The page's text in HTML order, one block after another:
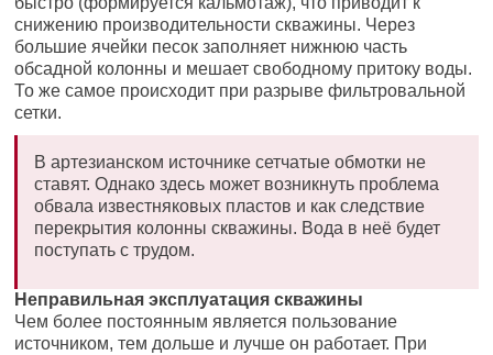
снижению производительности скважины. Через
большие ячейки песок заполняет нижнюю часть
обсадной колонны и мешает свободному притоку воды.
То же самое происходит при разрыве фильтровальной
сетки.
В артезианском источнике сетчатые обмотки не
ставят. Однако здесь может возникнуть проблема
обвала известняковых пластов и как следствие
перекрытия колонны скважины. Вода в неё будет
поступать с трудом.
Неправильная эксплуатация скважины
Чем более постоянным является пользование
источником, тем дольше и лучше он работает. При